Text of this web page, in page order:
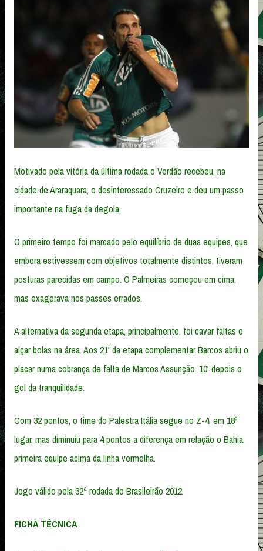
Motivado pela vitória da última rodada o Verdão recebeu, na
cidade de Araraquara, o desinteressado Cruzeiro e deu um passo
importante na fuga da degola.
O primeiro tempo foi marcado pelo equilíbrio de duas equipes, que
embora estivessem com objetivos totalmente distintos, tiveram
posturas parecidas em campo. O Palmeiras começou em cima,
mas exagerava nos passes errados.
A alternativa da segunda etapa, principalmente, foi cavar faltas e
alçar bolas na área. Aos 21′ da etapa complementar Barcos abriu o
placar numa cobrança de falta de Marcos Assunção. 10′ depois o
gol da tranquilidade.
Com 32 pontos, o time do Palestra Itália segue no Z-4, em 18º
lugar, mas diminuiu para 4 pontos a diferença em relação o Bahia,
primeira equipe acima da linha vermelha.
Jogo válido pela 32ª rodada do Brasileirão 2012.
FICHA TÉCNICA